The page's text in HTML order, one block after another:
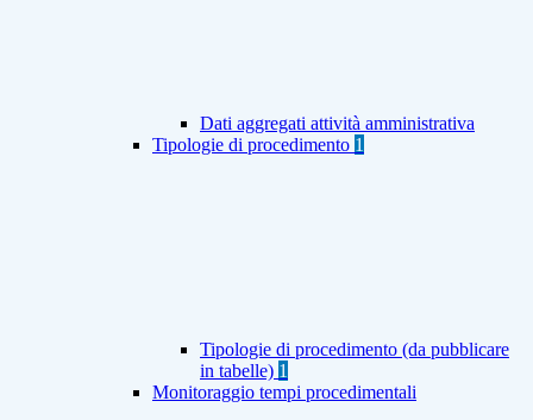
Dati aggregati attività amministrativa
Tipologie di procedimento 1
Tipologie di procedimento (da pubblicare
in tabelle) 1
Monitoraggio tempi procedimentali